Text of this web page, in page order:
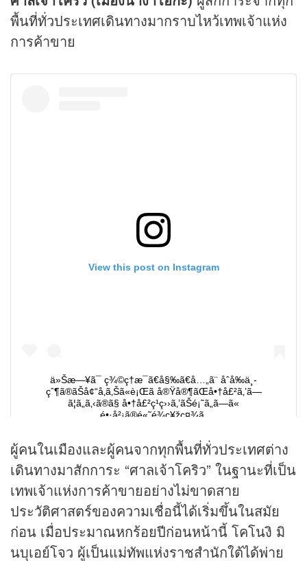
พื้นที่ทั่วประเทศเดินทางมากราบไหว้เทพเจ้าแห่ง
การค้าขาย
ผู้คนในเมืองและผู้คนจากทุกพื้นที่ทั่วประเทศต่าง
เดินทางมาสักการะ “ศาลเจ้าโคริว” ในฐานะที่เป็น
เทพเจ้าแห่งการค้าขายอย่างไม่ขาดสาย
ประวัติศาสตร์ของความเชื่อนี้ได้เริ่มขึ้นในสมัย
ก่อน เมื่อประมาณหกร้อยปีก่อนหน้านี้ โคโนงิ มิ
นบุเอย์โจว ผู้เป็นแม่ทัพแห่งราชสำนักใต้ได้พ่าย